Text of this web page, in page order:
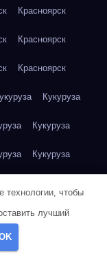
Красноярск
Красноярск
Красноярск
Кукуруза
Кукуруза
Кукуруза
грудка
грудка
технологии, чтобы
лучший